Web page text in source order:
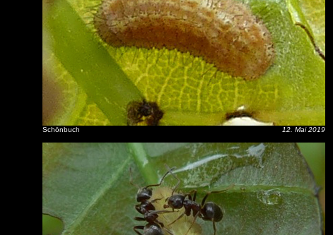
Schönbuch 12. Mai 2019